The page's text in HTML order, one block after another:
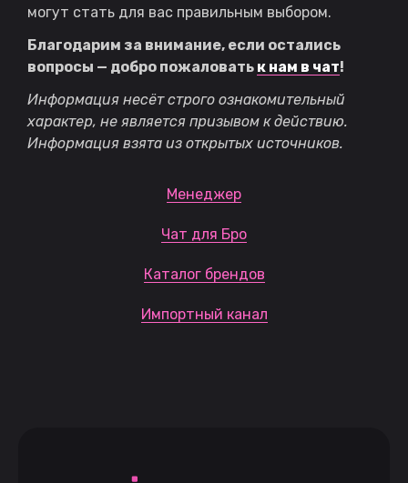
могут стать для вас правильным выбором.
Благодарим за внимание, если остались
вопросы — добро пожаловать к нам в чат!
Информация несёт строго ознакомительный
характер, не является призывом к действию.
Информация взята из открытых источников.
Менеджер
Чат для Бро
Каталог брендов
Импортный канал